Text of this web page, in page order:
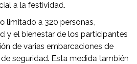
a la festividad.
limitado a 320 personas,
y el bienestar de los participantes
de varias embarcaciones de
seguridad. Esta medida también